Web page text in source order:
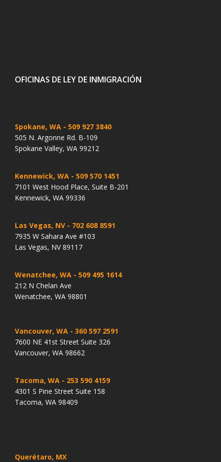
OFICINAS DE LEY DE INMIGRACIÓN
Spokane, WA - 509 927 3840
505 N. Argonne Rd. B-109
Spokane Valley, WA 99212
Kennewick, WA - 509 570 1451
7101 West Hood Place, Suite B-201
Kennewick, WA 99336
Las Vegas, NV - 702 608 8591
7935 W Sahara Ave #103
Las Vegas, NV 89117
Wenatchee, WA - 509 495 1614
212 N Chelan Ave
Wenatchee, WA 98801
Vancouver, WA - 360 597 2591
7600 NE 41st Street Suite 326
Vancouver, WA 98662
Tacoma, WA - 253 590 4159
4301 S Pine Street Suite 158
Tacoma, WA 98409
Querétaro, MX